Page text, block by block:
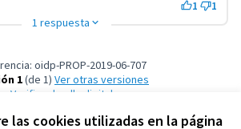
las cookies utilizadas en la página
1
1
1 respuesta
oidp-PROP-2019-06-707
1(de 1)
ver otras versiones
Verificar huella digital